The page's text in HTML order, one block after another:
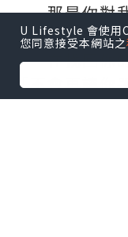
那是你對我
在找回你的
「不會再讓你
U Lifestyle 會使用
您同意接受本網站之